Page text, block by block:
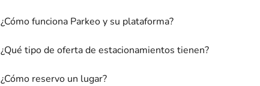
¿Cómo funciona Parkeo y su plataforma?
¿Qué tipo de oferta de estacionamientos tienen?
¿Cómo reservo un lugar?